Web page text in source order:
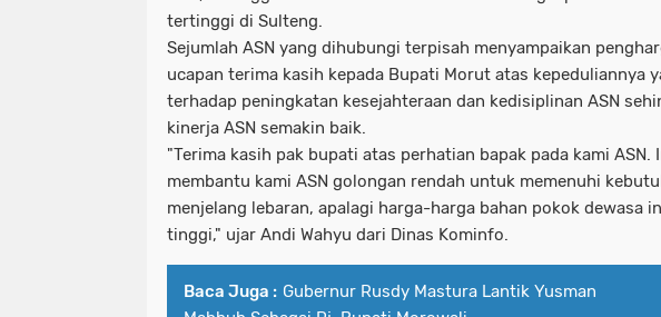
tertinggi di Sulteng.
Sejumlah ASN yang dihubungi terpisah menyampaikan
ucapan terima kasih kepada Bupati Morut atas kepeduliannya
terhadap peningkatan kesejahteraan dan kedisiplinan ASN
kinerja ASN semakin baik.
"Terima kasih pak bupati atas perhatian bapak pada kami ASN.
membantu kami ASN golongan rendah untuk memenuhi
menjelang lebaran, apalagi harga-harga bahan pokok dewasa
tinggi," ujar Andi Wahyu dari Dinas Kominfo.
Baca Juga : Gubernur Rusdy Mastura Lantik Yusman